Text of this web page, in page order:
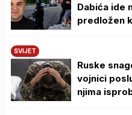
Dabića ide
predložen
SVIJET
Ruske
vojnici
njima